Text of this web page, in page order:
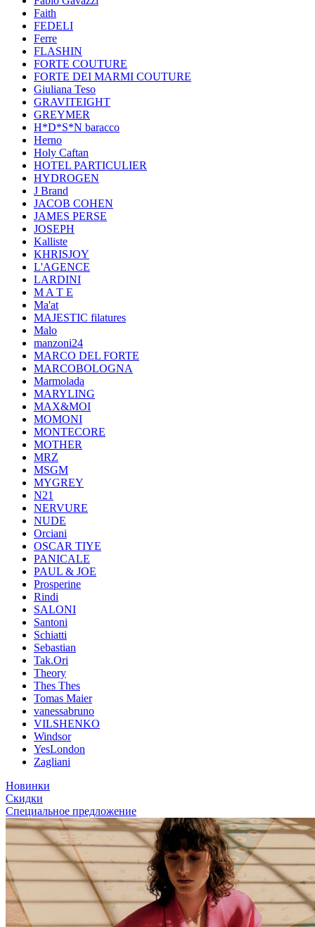
Faith
FEDELI
Ferre
FLASHIN
FORTE COUTURE
FORTE DEI MARMI COUTURE
Giuliana Teso
GRAVITEIGHT
GREYMER
H*D*S*N baracco
Herno
Holy Caftan
HOTEL PARTICULIER
HYDROGEN
J Brand
JACOB COHEN
JAMES PERSE
JOSEPH
Kalliste
KHRISJOY
L'AGENCE
LARDINI
M A T E
Ma'at
MAJESTIC filatures
Malo
manzoni24
MARCO DEL FORTE
MARCOBOLOGNA
Marmolada
MARYLING
MAX&MOI
MOMONI
MONTECORE
MOTHER
MRZ
MSGM
MYGREY
N21
NERVURE
NUDE
Orciani
OSCAR TIYE
PANICALE
PAUL & JOE
Prosperine
Rindi
SALONI
Santoni
Schiatti
Sebastian
Tak.Ori
Theory
Thes Thes
Tomas Maier
vanessabruno
VILSHENKO
Windsor
YesLondon
Zagliani
Новинки
Скидки
Специальное предложение